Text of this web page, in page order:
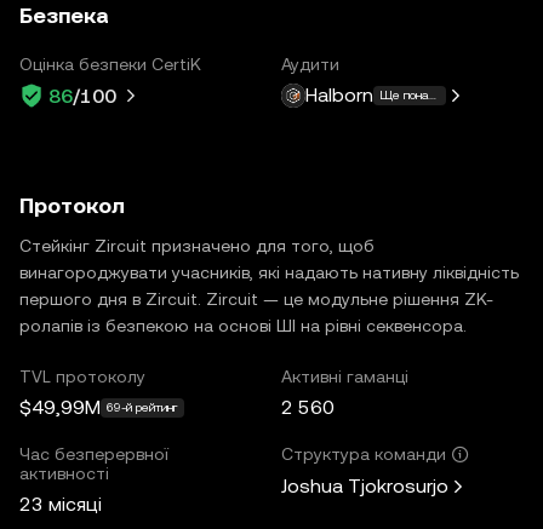
Безпека
Оцінка безпеки CertiK
86/100
Аудити
Halborn Ще понад 3
Протокол
Стейкінг Zircuit призначено для того, щоб
винагороджувати учасників, які надають нативну ліквідність
першого дня в Zircuit. Zircuit — це модульне рішення ZK-
ролапів із безпекою на основі ШІ на рівні секвенсора.
TVL протоколу
$49,99M 69-й рейтинг
Активні гаманці
2 560
Час безперервної
активності
23 місяці
Структура команди
Joshua Tjokrosurjo